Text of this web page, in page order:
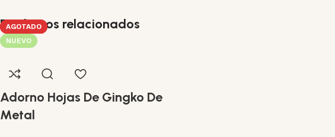
Productos relacionados
Adorno Hojas De Gingko De
Metal
AGOTADO
AGOTADO
AGOTADO
AGOTADO
AGOTADO
AGOTADO
AGOTADO
NUEVO